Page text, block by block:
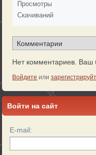
Просмотры
Скачиваний
Нет комментариев. Ваш
Войдите или
Войти на сайт
E-mail: